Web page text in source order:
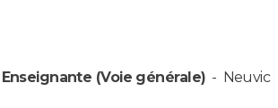
(Voie générale) - Neuvic